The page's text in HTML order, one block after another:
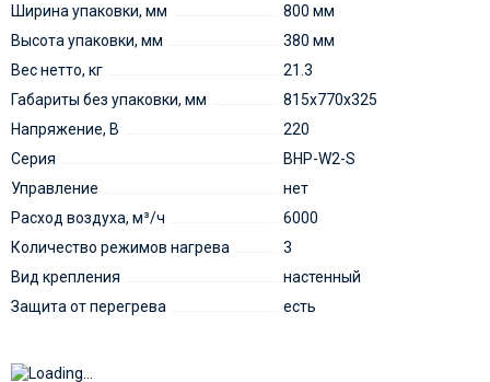
Ширина упаковки, мм
800 мм
Высота упаковки, мм
380 мм
Вес нетто, кг
21.3
Габариты без упаковки, мм
815x770x325
Напряжение, В
220
Серия
BHP-W2-S
Управление
нет
Расход воздуха, м³/ч
6000
Количество режимов нагрева
3
Вид крепления
настенный
Защита от перегрева
есть